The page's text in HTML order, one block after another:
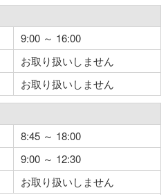
9:00 ～ 16:00
お取り扱いしません
お取り扱いしません
8:45 ～ 18:00
9:00 ～ 12:30
お取り扱いしません